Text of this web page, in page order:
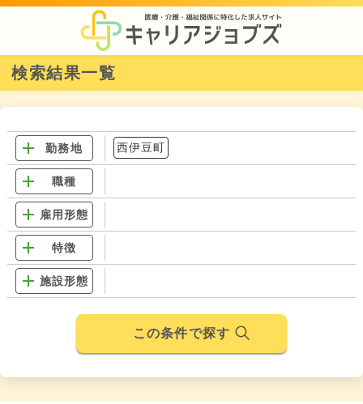
検索結果一覧
勤務地 西伊豆町
職種
雇用形態
特徴
施設形態
この条件で探す